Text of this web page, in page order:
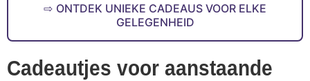
ONTDEK UNIEKE CADEAUS VOOR ELKE
GELEGENHEID
Cadeautjes voor aanstaande